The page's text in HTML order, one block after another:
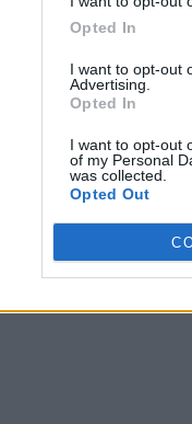
Opted In
I want to opt-out
Advertising.
Opted In
I want to opt-out
of my Personal
was collected.
Opted Out